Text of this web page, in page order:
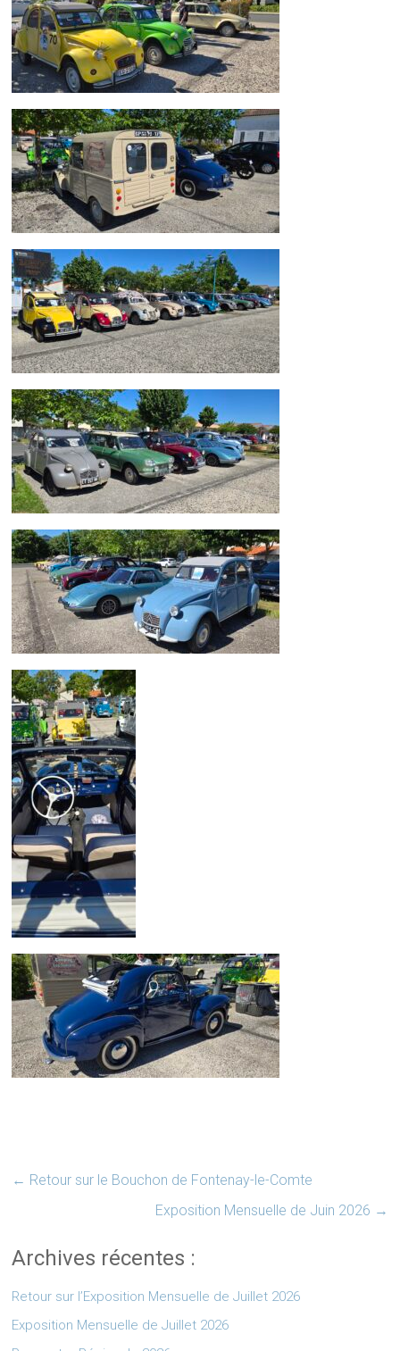
← Retour sur le Bouchon de Fontenay-le-Comte
Exposition Mensuelle de Juin 2026 →
Archives récentes :
Retour sur l’Exposition Mensuelle de Juillet 2026
Exposition Mensuelle de Juillet 2026